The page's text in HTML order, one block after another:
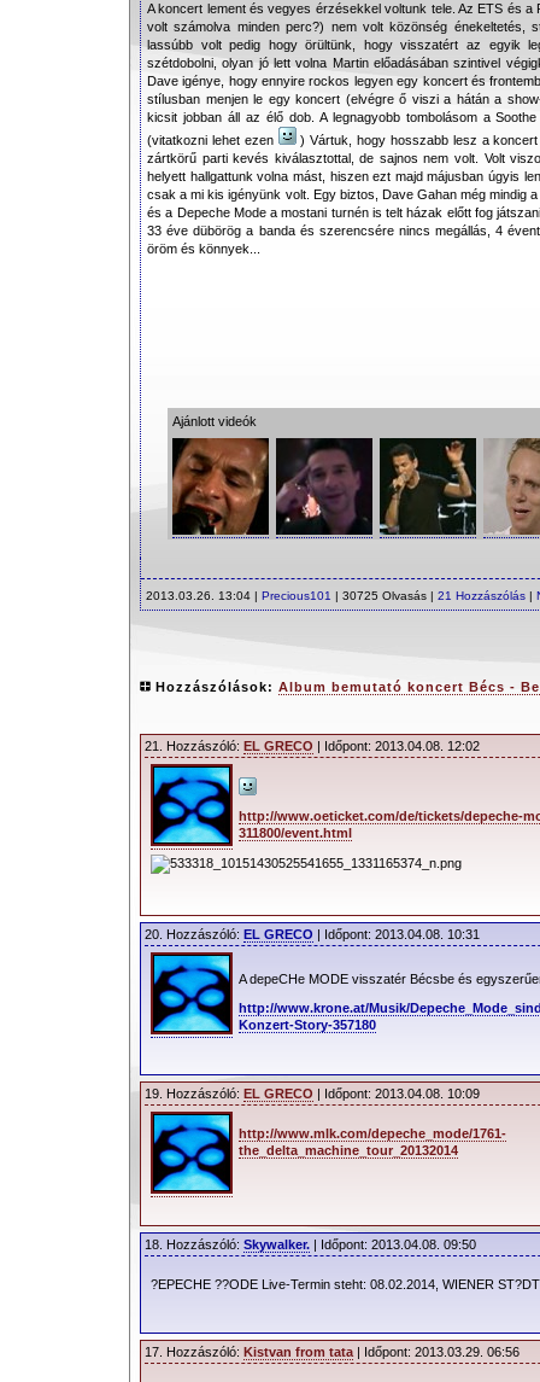
A koncert lement és vegyes érzésekkel voltunk tele. Az ETS és
volt számolva minden perc?) nem volt közönség énekeltetés,
lassúbb volt pedig hogy örültünk, hogy visszatért az egyik
szétdobolni, olyan jó lett volna Martin előadásában szintivel
Dave igénye, hogy ennyire rockos legyen egy koncert és
stílusban menjen le egy koncert (elvégre ő viszi a hátán a
kicsit jobban áll az élő dob. A legnagyobb tombolásom a
(vitatkozni lehet ezen
) Vártuk, hogy hosszabb lesz a
zártkörű parti kevés kiválasztottal, de sajnos nem volt. Volt
helyett hallgattunk volna mást, hiszen ezt majd májusban úgyis
csak a mi kis igényünk volt. Egy biztos, Dave Gahan még mindig
és a Depeche Mode a mostani turnén is telt házak előtt fog
33 éve dübörög a banda és szerencsére nincs megállás, 4
öröm és könnyek...
Ajánlott videók
2013.03.26. 13:04 | Precious101 | 30725 Olvasás | 21 Hozzászólás |
Hozzászólások: Album bemutató koncert Bécs -
21. Hozzászóló: EL GRECO | Időpont: 2013.04.08. 12:02
http://www.oeticket.com/de/tickets/depeche-
311800/event.html
20. Hozzászóló: EL GRECO | Időpont: 2013.04.08. 10:31
A depeCHe MODE visszatér Bécsbe és
http://www.krone.at/Musik/
Konzert-Story-357180
19. Hozzászóló: EL GRECO | Időpont: 2013.04.08. 10:09
http://www.mlk.com/depeche_mode/1761-
the_delta_machine_tour_20132014
18. Hozzászóló: Skywalker. | Időpont: 2013.04.08. 09:50
?EPECHE ??ODE Live-Termin steht: 08.02.2014, WIENER
17. Hozzászóló: Kistvan from tata | Időpont: 2013.03.29. 06:56